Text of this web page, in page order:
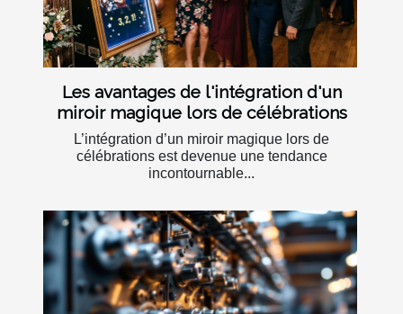
Les avantages de l'intégration d'un
miroir magique lors de célébrations
L’intégration d’un miroir magique lors de
célébrations est devenue une tendance
incontournable...